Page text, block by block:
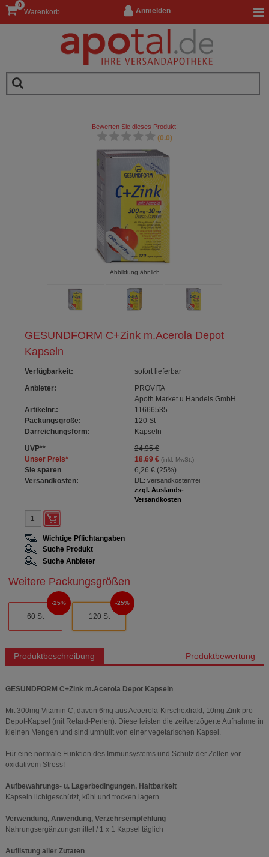
Anmelden
Warenkorb
0
GESUNDFORM C+Zink m.Acerola Depot
Kapseln
Verfügbarkeit:
sofort lieferbar
Anbieter:
PROVITA
Apoth.Market.u.Handels GmbH
Artikelnr.:
11666535
Packungsgröße:
120 St
Darreichungsform:
Kapseln
UVP**
24,95 €
Unser Preis* 18,69 €(inkl. MwSt.)
Sie sparen 6,26 € (25%)
Versandkosten:
DE: versandkostenfrei
zzgl. Auslands-
Versandkosten
Bewerten Sie dieses Produkt!
(0.0)
Abbildung ähnlich
Wichtige Pflichtangaben
Suche Produkt
Suche Anbieter
Weitere Packungsgrößen
60 St
25%
120 St
25%
Produktbeschreibung Produktbewertung
GESUNDFORM C+Zink m.Acerola Depot Kapseln
Mit 300mg Vitamin C, davon 6mg aus Acoerola-Kirschextrakt, 10mg Zink pro
Depot-Kapsel (mit Retard-Perlen). Diese leisten die zeitverzögerte Aufnahme in
kleinen Mengen und sind umhüllt von einer vegetarischen Kapsel.
Für eine normale Funktion des Immunsystems und Schutz der Zellen vor
oxidativem Stress!
Aufbewahrungs- u. Lagerbedingungen, Haltbarkeit
Kapseln lichtgeschützt, kühl und trocken lagern
Verwendung, Anwendung, Verzehrsempfehlung
Nahrungsergänzungsmittel / 1 x 1 Kapsel täglich
Auflistung aller Zutaten